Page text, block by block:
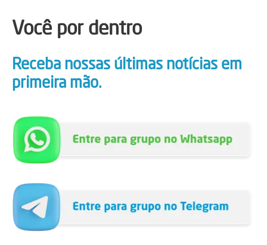
Você por dentro
Receba nossas últimas notícias em
primeira mão.